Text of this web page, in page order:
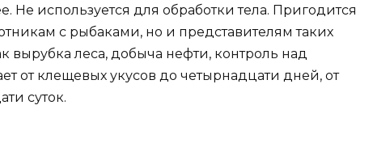
Не используется для обработки тела. Пригодится
с рыбаками, но и представителям таких
вырубка леса, добыча нефти, контроль над
от клещевых укусов до четырнадцати дней, от
суток.